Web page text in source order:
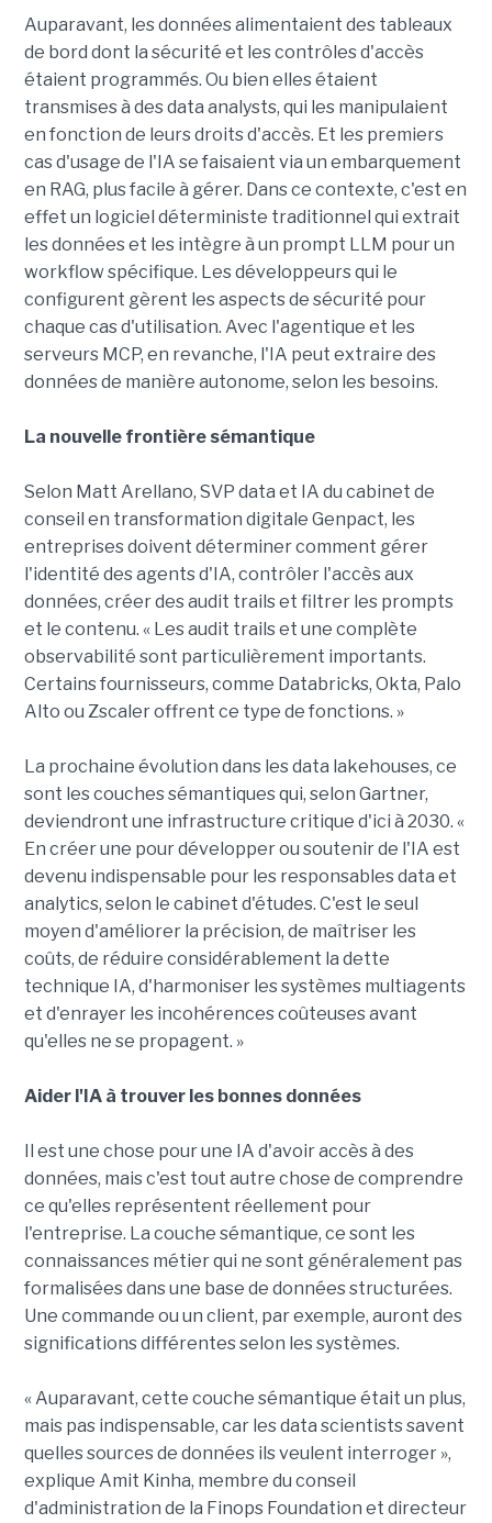
Auparavant, les données alimentaient des tableaux
de bord dont la sécurité et les contrôles d'accès
étaient programmés. Ou bien elles étaient
transmises à des data analysts, qui les manipulaient
en fonction de leurs droits d'accès. Et les premiers
cas d'usage de l'IA se faisaient via un embarquement
en RAG, plus facile à gérer. Dans ce contexte, c'est en
effet un logiciel déterministe traditionnel qui extrait
les données et les intègre à un prompt LLM pour un
workflow spécifique. Les développeurs qui le
configurent gèrent les aspects de sécurité pour
chaque cas d'utilisation. Avec l'agentique et les
serveurs MCP, en revanche, l'IA peut extraire des
données de manière autonome, selon les besoins.
La nouvelle frontière sémantique
Selon Matt Arellano, SVP data et IA du cabinet de
conseil en transformation digitale Genpact, les
entreprises doivent déterminer comment gérer
l'identité des agents d'IA, contrôler l'accès aux
données, créer des audit trails et filtrer les prompts
et le contenu. « Les audit trails et une complète
observabilité sont particulièrement importants.
Certains fournisseurs, comme Databricks, Okta, Palo
Alto ou Zscaler offrent ce type de fonctions. »
La prochaine évolution dans les data lakehouses, ce
sont les couches sémantiques qui, selon Gartner,
deviendront une infrastructure critique d'ici à 2030. «
En créer une pour développer ou soutenir de l'IA est
devenu indispensable pour les responsables data et
analytics, selon le cabinet d'études. C'est le seul
moyen d'améliorer la précision, de maîtriser les
coûts, de réduire considérablement la dette
technique IA, d'harmoniser les systèmes multiagents
et d'enrayer les incohérences coûteuses avant
qu'elles ne se propagent. »
Aider l'IA à trouver les bonnes données
Il est une chose pour une IA d'avoir accès à des
données, mais c'est tout autre chose de comprendre
ce qu'elles représentent réellement pour
l'entreprise. La couche sémantique, ce sont les
connaissances métier qui ne sont généralement pas
formalisées dans une base de données structurées.
Une commande ou un client, par exemple, auront des
significations différentes selon les systèmes.
« Auparavant, cette couche sémantique était un plus,
mais pas indispensable, car les data scientists savent
quelles sources de données ils veulent interroger »,
explique Amit Kinha, membre du conseil
d'administration de la Finops Foundation et directeur